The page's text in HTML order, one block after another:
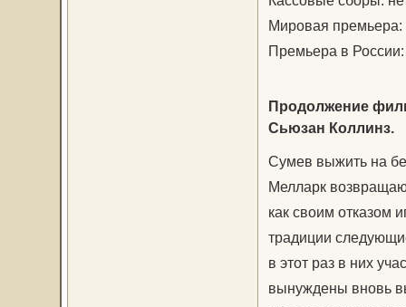
Мировая премьера:
Премьера в
Продолжение
Сьюзан Коллинз.
Сумев выжить на
Мелларк
как своим отказом
традиции
в этот раз в них
вынуждены вновь